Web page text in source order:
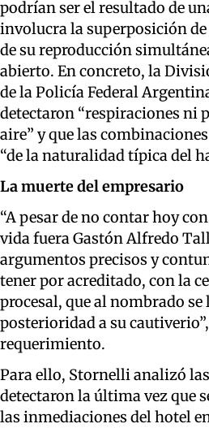
podrían ser el resultado de
involucra la superposición de
de su reproducción
abierto. En concreto, la
de la Policía Federal
detectaron “respiraciones ni
aire” y que las
“de la naturalidad típica del
La muerte del empresario
“A pesar de no contar hoy
vida fuera Gastón Alfredo
argumentos precisos y
tener por acreditado, con la
procesal, que al nombrado
posterioridad a su
requerimiento.
Para ello, Stornelli analizó
detectaron la última vez que
las inmediaciones del hotel